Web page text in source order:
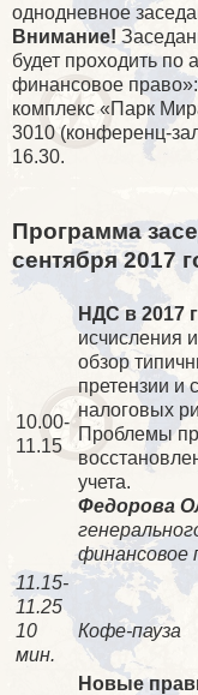
однодневное
Внимание!
будет проходить по
финансовое
комплекс «Парк
3010 (конференц-
16.30.
Программа
сентября 2017
10.00-
11.15
НДС в 2017
исчисления
обзор
претензии
налоговых
Проблемы
учета.
Федорова
финансовое
11.15-
11.25
10
мин.
Кофе-пауза
Новые